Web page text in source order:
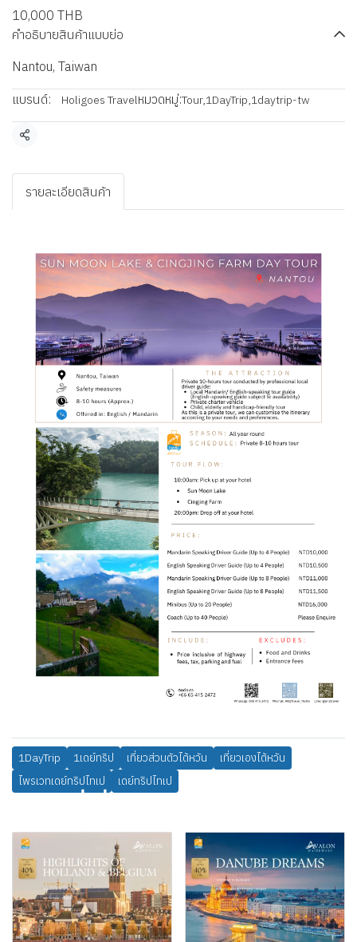
10,000 THB
คำอธิบายสินค้าแบบย่อ
Nantou, Taiwan
แบรนด์: Holigoes Travelหมวดหมู่:Tour,1DayTrip,1daytrip-tw
แชร์
รายละเอียดสินค้า
1DayTrip 1เดย์ทริป เที่ยวส่วนตัวไต้หวัน
เที่ยวเองไต้หวัน
ไพรเวทเดย์ทริปไทเป
เดย์ทริปไทเป